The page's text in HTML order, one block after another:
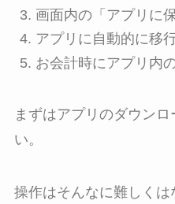
画面内の「アプリに
アプリに自動的に移
お会計時にアプリ内
まずはアプリのダウン
い。
操作はそんなに難しくは